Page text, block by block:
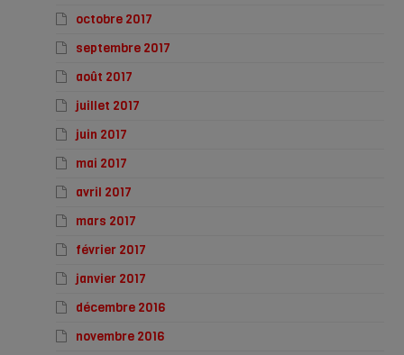
octobre 2017
septembre 2017
août 2017
juillet 2017
juin 2017
mai 2017
avril 2017
mars 2017
février 2017
janvier 2017
décembre 2016
novembre 2016